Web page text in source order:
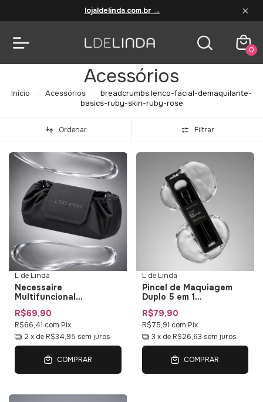
lojaldelinda.com.br → ×
0
Acessórios
Início Acessórios
breadcrumbs.lenco-facial-demaquilante-
basics-ruby-skin-ruby-rose
Ordenar Filtrar
L de Linda
Necessaire
Multifuncional
Impermeável L de Linda
— Bolsa de Maquiagem
com Organizadores
R$69,90
R$66,41 com Pix
2 x de R$34,95 sem juros
COMPRAR
L de Linda
Pincel de Maquiagem
Duplo 5 em 1
Multifuncional Duo Multi
01 L de Linda
R$79,90
R$75,91 com Pix
3 x de R$26,63 sem juros
COMPRAR